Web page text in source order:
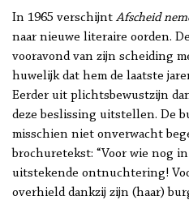
In 1965 verschijnt Afscheid
naar nieuwe literaire oorden.
vooravond van zijn scheiding
huwelijk dat hem de laatste
Eerder uit plichtsbewustzijn
deze beslissing uitstellen. De
misschien niet onverwacht
brochuretekst: “Voor wie nog
uitstekende ontnuchtering!
overhield dankzij zijn (haar)